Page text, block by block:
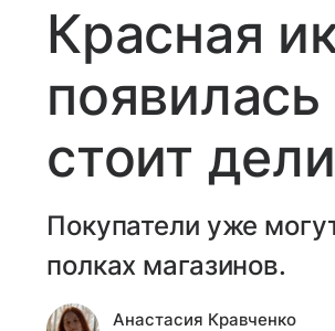
Красная
стоит
Покупатели уже
полках магазинов.
Анастасия Кравченко